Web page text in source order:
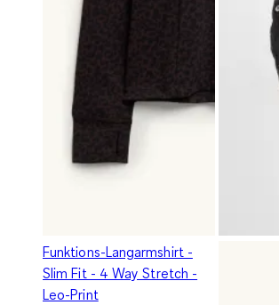
Funktions-Langarmshirt -
Slim Fit - 4 Way Stretch -
Leo-Print